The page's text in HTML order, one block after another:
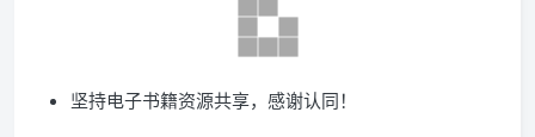
坚持电子书籍资源共享，感谢认同！